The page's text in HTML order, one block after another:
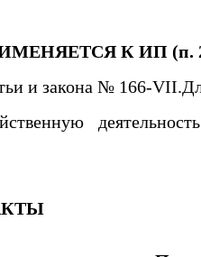
К ИП (п.
и закона № 166-